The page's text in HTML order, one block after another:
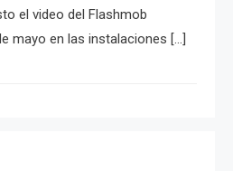
el video del Flashmob
mayo en las instalaciones […]